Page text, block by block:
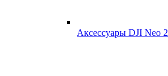
Аксессуары DJI Neo 2